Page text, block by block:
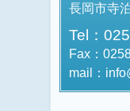
長岡市寺
Tel：
Fax：
mail：